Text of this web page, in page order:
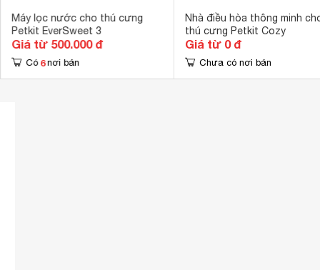
Máy lọc nước cho thú cưng
Petkit EverSweet 3
Giá từ 500.000 đ
Có 6 nơi bán
Nhà điều hòa thông minh
thú cưng Petkit Cozy
Giá từ 0 đ
Chưa có nơi bán